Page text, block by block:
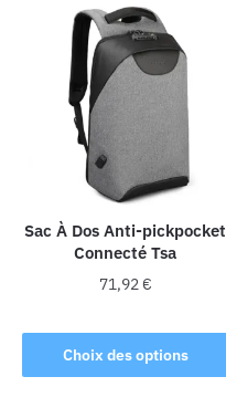
Sac À Dos Anti-pickpocket
Connecté Tsa
71,92€
Choix des options
produit
a